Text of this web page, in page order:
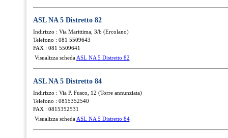
ASL NA 5 Distretto 82
Indirizzo : Via Marittima, 3/b (Ercolano)
Telefono : 081 5509643
FAX : 081 5509641
Visualizza scheda ASL NA 5 Distretto 82
ASL NA 5 Distretto 84
Indirizzo : Via P. Fusco, 12 (Torre annunziata)
Telefono : 0815352540
FAX : 0815352531
Visualizza scheda ASL NA 5 Distretto 84